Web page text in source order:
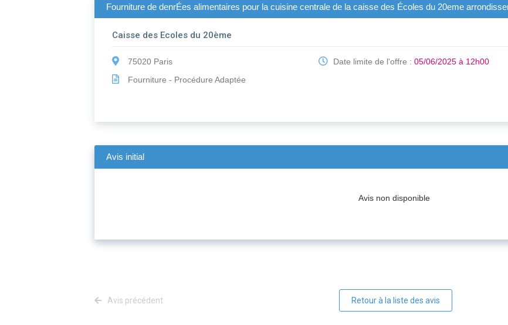
Fourniture de denrÉes alimentaires pour la cuisine centrale de la caisse des Écoles du 20eme
Caisse des Ecoles du 20ème
75020 Paris
Fourniture - Procédure Adaptée
Date limite de l'offre :05/06/2025 à 12h00
Avis initial
Avis non disponible
Avis précédent Retour à la liste des avis